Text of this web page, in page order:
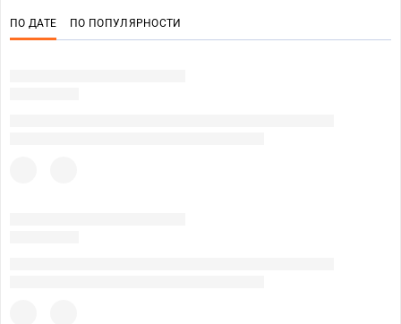
ПО ДАТЕ ПО ПОПУЛЯРНОСТИ